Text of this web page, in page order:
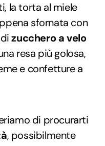
la torta al miele
sfornata con
zucchero a velo
resa più golosa,
e confetture a
di procurarti
, possibilmente